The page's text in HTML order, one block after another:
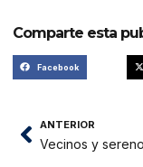
Comparte esta
Facebook
ANTERIOR